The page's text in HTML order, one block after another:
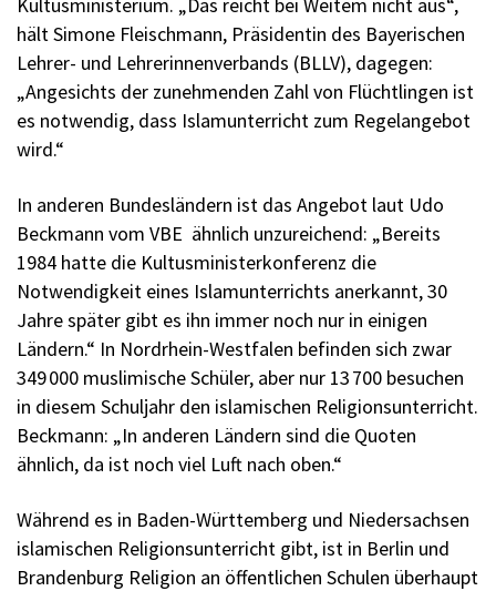
hält Simone Fleischmann, Präsidentin des Bayerischen
Lehrer- und Lehrerinnenverbands (BLLV), dagegen:
„Angesichts der zunehmenden Zahl von Flüchtlingen ist
es notwendig, dass Islamunterricht zum Regelangebot
wird.“
In anderen Bundesländern ist das Angebot laut Udo
Beckmann vom VBE ähnlich unzureichend: „Bereits
1984 hatte die Kultusministerkonferenz die
Notwendigkeit eines Islamunterrichts anerkannt, 30
Jahre später gibt es ihn immer noch nur in einigen
Ländern.“ In Nordrhein-Westfalen befinden sich zwar
349 000 muslimische Schüler, aber nur 13 700 besuchen
in diesem Schuljahr den islamischen Religionsunterricht.
Beckmann: „In anderen Ländern sind die Quoten
ähnlich, da ist noch viel Luft nach oben.“
Während es in Baden-Württemberg und Niedersachsen
islamischen Religionsunterricht gibt, ist in Berlin und
Brandenburg Religion an öffentlichen Schulen überhaupt